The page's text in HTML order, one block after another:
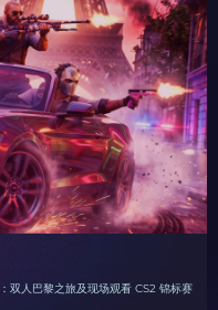
双人巴黎之旅及现场观看 CS2 锦标赛